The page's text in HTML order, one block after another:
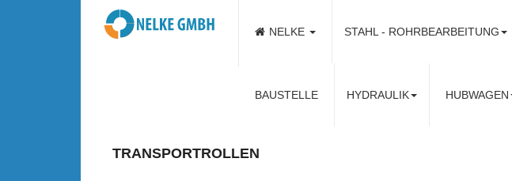
NELKE STAHL - ROHRBEARBEITUNG
BAUSTELLE HYDRAULIK HUBWAGEN
Kontaktieren Sie uns! Telefonisch unter+49
TRANSPORTROLLEN